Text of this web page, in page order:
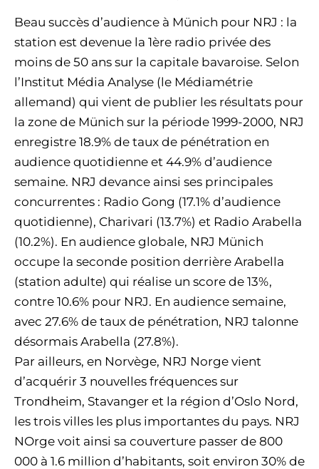
Beau succès d’audience à Münich pour NRJ : la
station est devenue la 1ère radio privée des
moins de 50 ans sur la capitale bavaroise. Selon
l’Institut Média Analyse (le Médiamétrie
allemand) qui vient de publier les résultats pour
la zone de Münich sur la période 1999-2000, NRJ
enregistre 18.9% de taux de pénétration en
audience quotidienne et 44.9% d’audience
semaine. NRJ devance ainsi ses principales
concurrentes : Radio Gong (17.1% d’audience
quotidienne), Charivari (13.7%) et Radio Arabella
(10.2%). En audience globale, NRJ Münich
occupe la seconde position derrière Arabella
(station adulte) qui réalise un score de 13%,
contre 10.6% pour NRJ. En audience semaine,
avec 27.6% de taux de pénétration, NRJ talonne
désormais Arabella (27.8%).
Par ailleurs, en Norvège, NRJ Norge vient
d’acquérir 3 nouvelles fréquences sur
Trondheim, Stavanger et la région d’Oslo Nord,
les trois villes les plus importantes du pays. NRJ
NOrge voit ainsi sa couverture passer de 800
000 à 1.6 million d’habitants, soit environ 30% de